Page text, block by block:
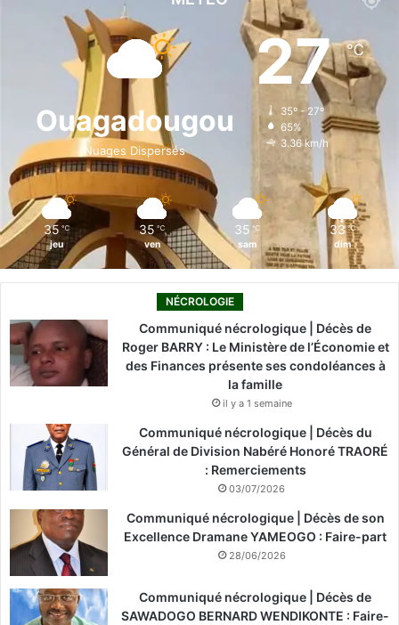
e
b
o
k
i
n
t
a
g
r
T
o
k
Ouagadougou
Nuages Dispersés
27℃
35º - 27º
65%
3.36 km/h
35 ℃
jeu
35 ℃
ven
35 ℃
sam
33 ℃
dim
NÉCROLOGIE
Communiqué nécrologique | Décès de
Roger BARRY : Le Ministère de l’Économie et
des Finances présente ses condoléances à
la famille
il y a 1 semaine
Communiqué nécrologique | Décès du
Général de Division Nabéré Honoré TRAORÉ
: Remerciements
03/07/2026
Communiqué nécrologique | Décès de son
Excellence Dramane YAMEOGO : Faire-part
28/06/2026
Communiqué nécrologique | Décès de
SAWADOGO BERNARD WENDIKONTE : Faire-